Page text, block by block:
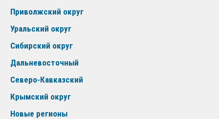
Приволжский округ
Уральский округ
Сибирский округ
Дальневосточный
Северо-Кавказский
Крымский округ
Новые регионы